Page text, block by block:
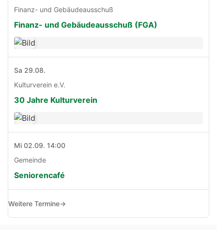
Finanz- und Gebäudeausschuß
Finanz- und Gebäudeausschuß (FGA)
Sa 29.08.
Kulturverein e.V.
30 Jahre Kulturverein
Mi 02.09. 14:00
Gemeinde
Seniorencafé
Weitere Termine→